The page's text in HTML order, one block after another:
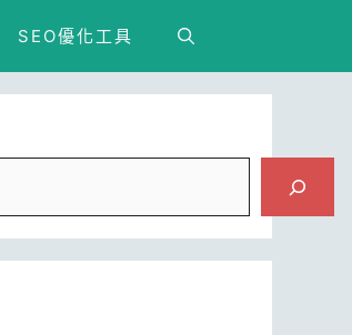
SEO優化工具